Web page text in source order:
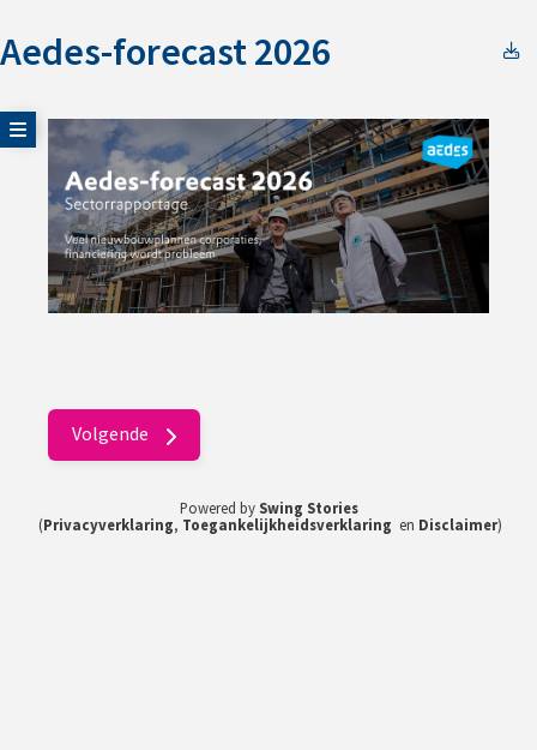
Aedes-forecast 2026
Toon zijmenu
Volgende
Powered by Swing Stories
(Privacyverklaring, Toegankelijkheidsverklaring en Disclaimer)